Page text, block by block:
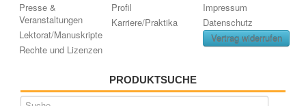
Presse &
Veranstaltungen
Lektorat/Manuskripte
Rechte und Lizenzen
Profil
Karriere/Praktika
Impressum
Datenschutz
Vertrag widerrufen
PRODUKTSUCHE